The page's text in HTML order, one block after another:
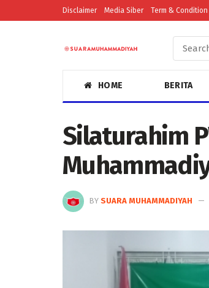
Disclaimer Media Siber Term & Condition
HOME BERITA
Silaturahim
BY SUARA MUHAMMADIYAH